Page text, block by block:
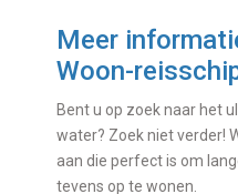
Meer
Woon-
Bent u op zoek naar het
water? Zoek niet verder!
aan die perfect is om
tevens op te wonen.